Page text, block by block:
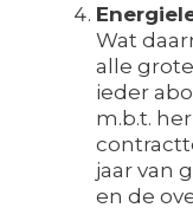
Wat
alle
ieder
m.b.t.
jaar van
en de